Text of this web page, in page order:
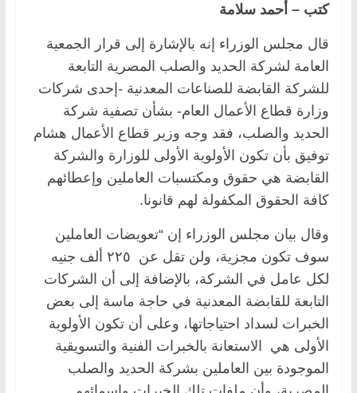
كتب – أحمد سلامة
قال مجلس الوزراء إنه بالإشارة إلى قرار الجمعية
العامة لشركة الحديد والصلب المصرية التابعة
للشركة القابضة للصناعات المعدنية -إحدى شركات
وزارة قطاع الأعمال العام- بشأن تصفية شركة
الحديد والصلب، فقد وجه وزير قطاع الأعمال هشام
توفيق بأن تكون الأولوية الأولى للوزارة والشركة
القابضة هي حقوق ومكتسبات العاملين وإعطائهم
كافة الحقوق المكفولة لهم قانونا.
وقال بيان مجلس الوزراء إن “تعويضات العاملين
سوف تكون مجزية، ولن تقل عن ٢٢٥ ألف جنيه
لكل عامل في الشركة، بالإضافة إلى أن الشركات
التابعة للقابضة المعدنية في حاجة ماسة إلى بعض
الخبرات لسداد احتياجاتها، وعلى أن تكون الأولوية
الأولى هي الاستعانة بالخبرات الفنية والتسويقية
الموجودة بين العاملين بشركة الحديد والصلب